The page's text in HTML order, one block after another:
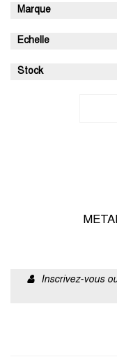
Marque
Echelle
Stock
Inscrivez-vous